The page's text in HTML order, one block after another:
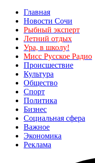
Главная
Новости Сочи
Рыбный эксперт
Летний отдых
Ура, в школу!
Мисс Русское Радио
Происшествие
Культура
Общество
Спорт
Политика
Бизнес
Социальная сфера
Важное
Экономика
Реклама